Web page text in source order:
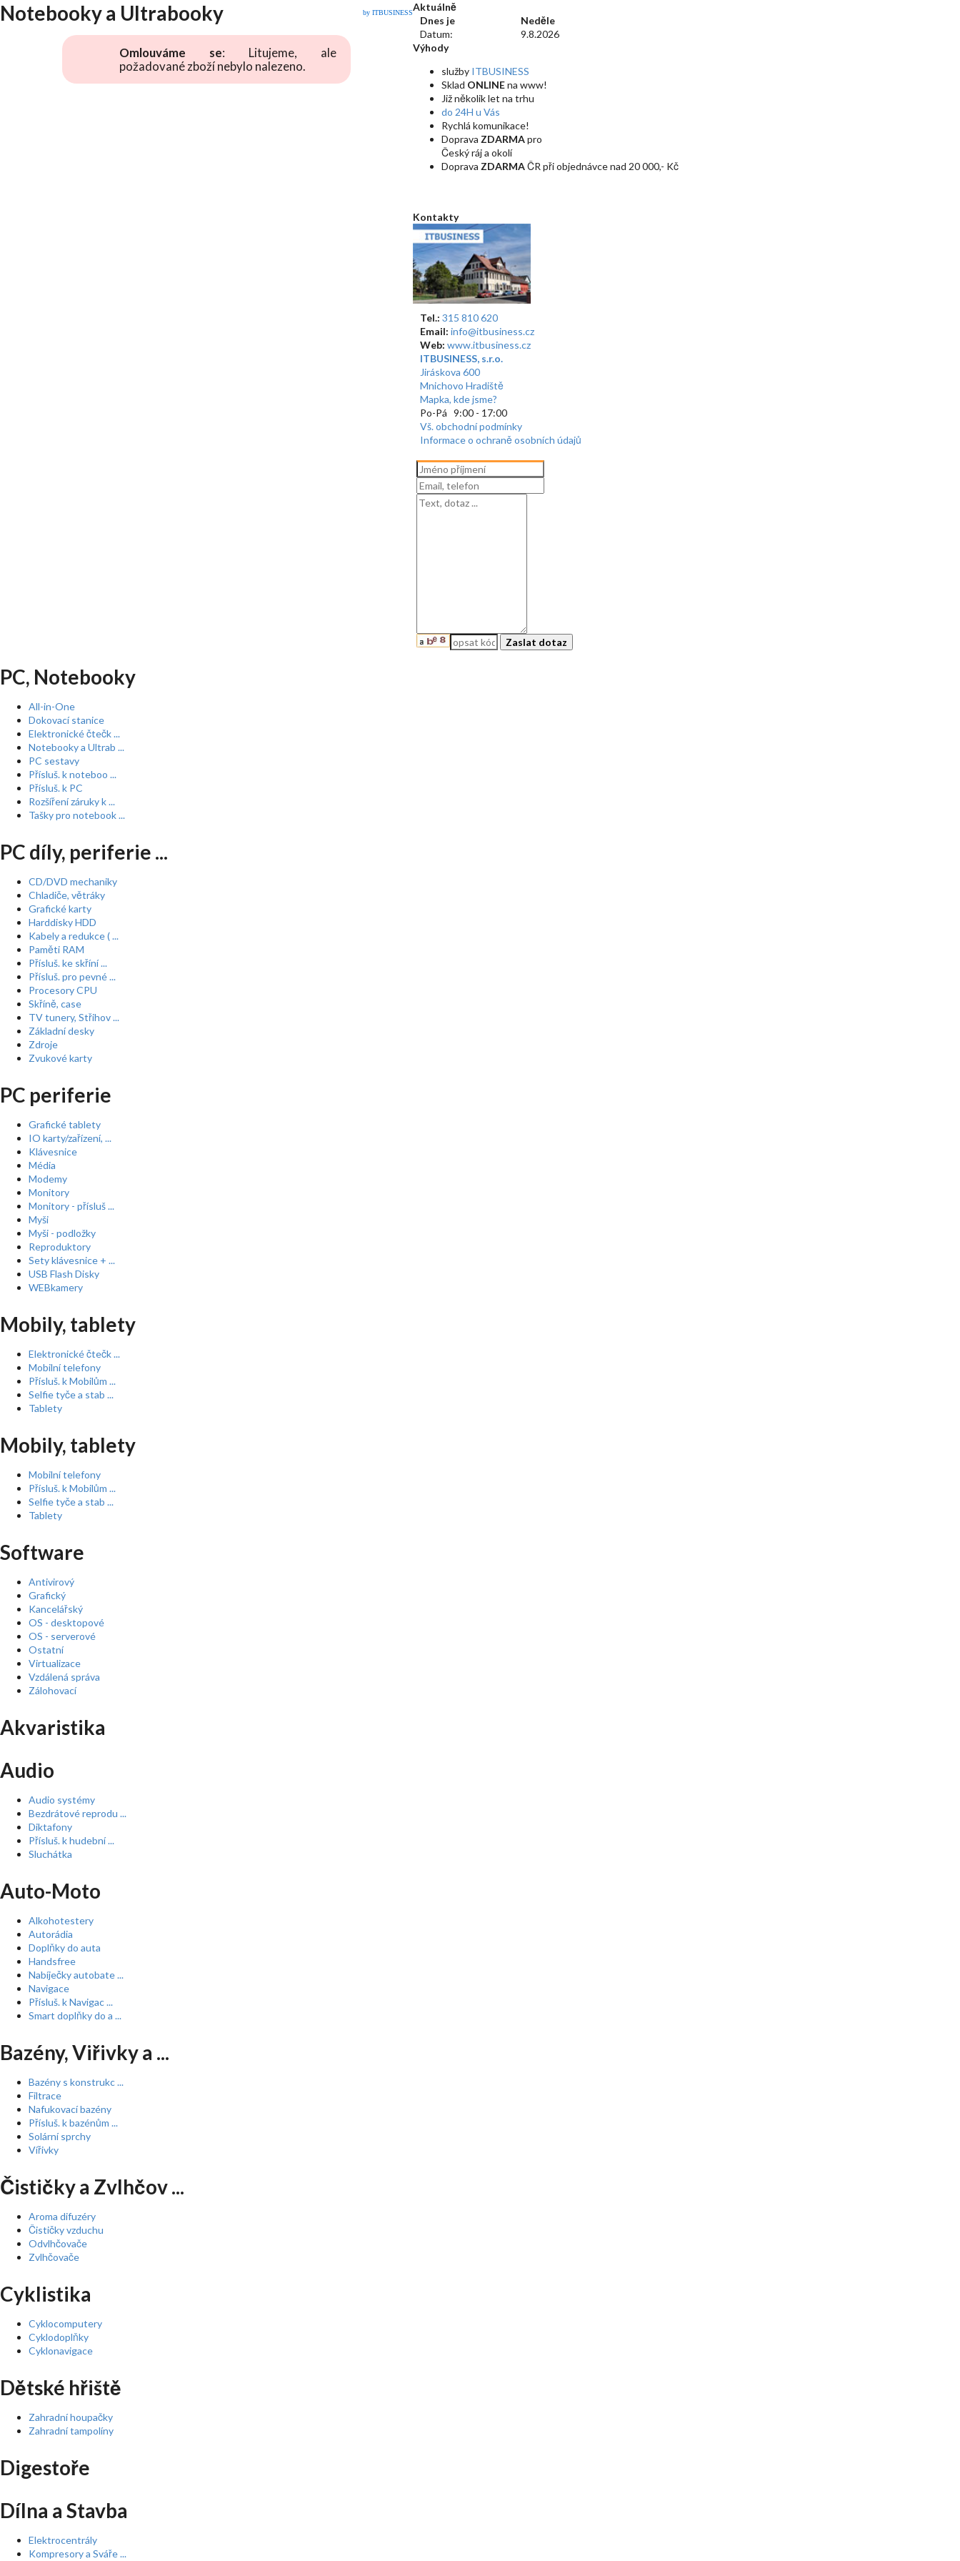
Notebooky a Ultrabooky by ITBUSINESS
Omlouváme se: Litujeme, ale
požadované zboží nebylo nalezeno.
Aktuálně
Dnes je
Neděle
Datum:
9.8.2026
Výhody
služby ITBUSINESS
Sklad ONLINEna www!
Již několik let na trhu
do 24H u Vás
Rychlá komunikace!
Doprava ZDARMApro
Český ráj a okolí
Doprava ZDARMAČR při objednávce nad 20 000,- Kč
Kontakty
Tel.: 315 810 620
Email: info@itbusiness.cz
Web: www.itbusiness.cz
ITBUSINESS, s.r.o.
Jiráskova 600
Mnichovo Hradiště
Mapka, kde jsme?
Po-Pá 9:00 - 17:00
Vš. obchodní podmínky
Informace o ochraně osobních údajů
PC, Notebooky
All-in-One
Dokovací stanice
Elektronické čtečk ...
Notebooky a Ultrab ...
PC sestavy
Přísluš. k noteboo ...
Přísluš. k PC
Rozšíření záruky k ...
Tašky pro notebook ...
PC díly, periferie ...
CD/DVD mechaniky
Chladiče, větráky
Grafické karty
Harddisky HDD
Kabely a redukce ( ...
Paměti RAM
Přísluš. ke skříní ...
Přísluš. pro pevné ...
Procesory CPU
Skříně, case
TV tunery, Střihov ...
Základní desky
Zdroje
Zvukové karty
PC periferie
Grafické tablety
IO karty/zařízení, ...
Klávesnice
Média
Modemy
Monitory
Monitory - přísluš ...
Myši
Myši - podložky
Reproduktory
Sety klávesnice + ...
USB Flash Disky
WEBkamery
Mobily, tablety
Elektronické čtečk ...
Mobilní telefony
Přísluš. k Mobilům ...
Selfie tyče a stab ...
Tablety
Mobily, tablety
Mobilní telefony
Přísluš. k Mobilům ...
Selfie tyče a stab ...
Tablety
Software
Antivirový
Grafický
Kancelářský
OS - desktopové
OS - serverové
Ostatní
Virtualizace
Vzdálená správa
Zálohovací
Akvaristika
Audio
Audio systémy
Bezdrátové reprodu ...
Diktafony
Přísluš. k hudební ...
Sluchátka
Auto-Moto
Alkohotestery
Autorádia
Doplňky do auta
Handsfree
Nabíječky autobate ...
Navigace
Přísluš. k Navigac ...
Smart doplňky do a ...
Bazény, Viřivky a ...
Bazény s konstrukc ...
Filtrace
Nafukovací bazény
Přísluš. k bazénům ...
Solární sprchy
Vířivky
Čističky a Zvlhčov ...
Aroma difuzéry
Čističky vzduchu
Odvlhčovače
Zvlhčovače
Cyklistika
Cyklocomputery
Cyklodoplňky
Cyklonavigace
Dětské hřiště
Zahradní houpačky
Zahradní tampolíny
Digestoře
Dílna a Stavba
Elektrocentrály
Kompresory a Sváře ...